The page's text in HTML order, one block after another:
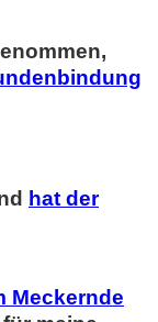
hat der
Meckernde